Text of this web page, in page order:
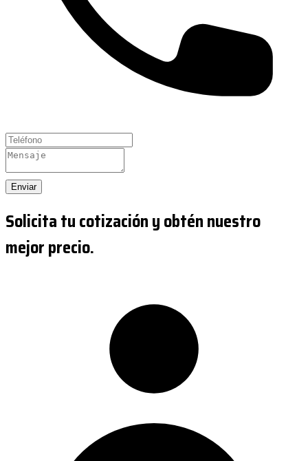
Enviar
Solicita tu cotización y obtén nuestro
mejor precio.